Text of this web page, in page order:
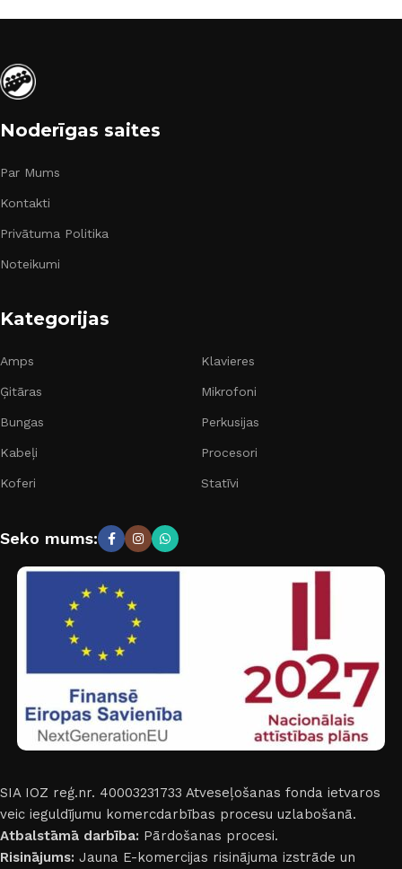
Noderīgas saites
Par Mums
Kontakti
Privātuma Politika
Noteikumi
Kategorijas
Amps
Ģitāras
Bungas
Kabeļi
Koferi
Klavieres
Mikrofoni
Perkusijas
Procesori
Statīvi
Seko mums:
SIA IOZ reģ.nr. 40003231733 Atveseļošanas fonda ietvaros
veic ieguldījumu komercdarbības procesu uzlabošanā.
Atbalstāmā darbība: Pārdošanas procesi.
Risinājums: Jauna E-komercijas risinājuma izstrāde un